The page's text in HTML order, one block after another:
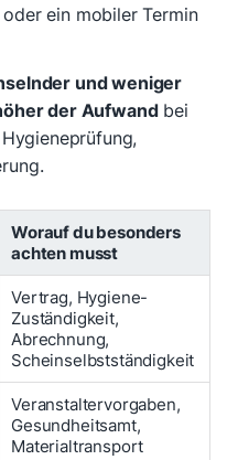
ein mobiler Termin
und weniger
der Aufwandbei
Worauf du besonders
achten musst
Vertrag, Hygiene-
Zuständigkeit,
Abrechnung,
Scheinselbstständigkeit
Veranstaltervorgaben,
Gesundheitsamt,
Materialtransport